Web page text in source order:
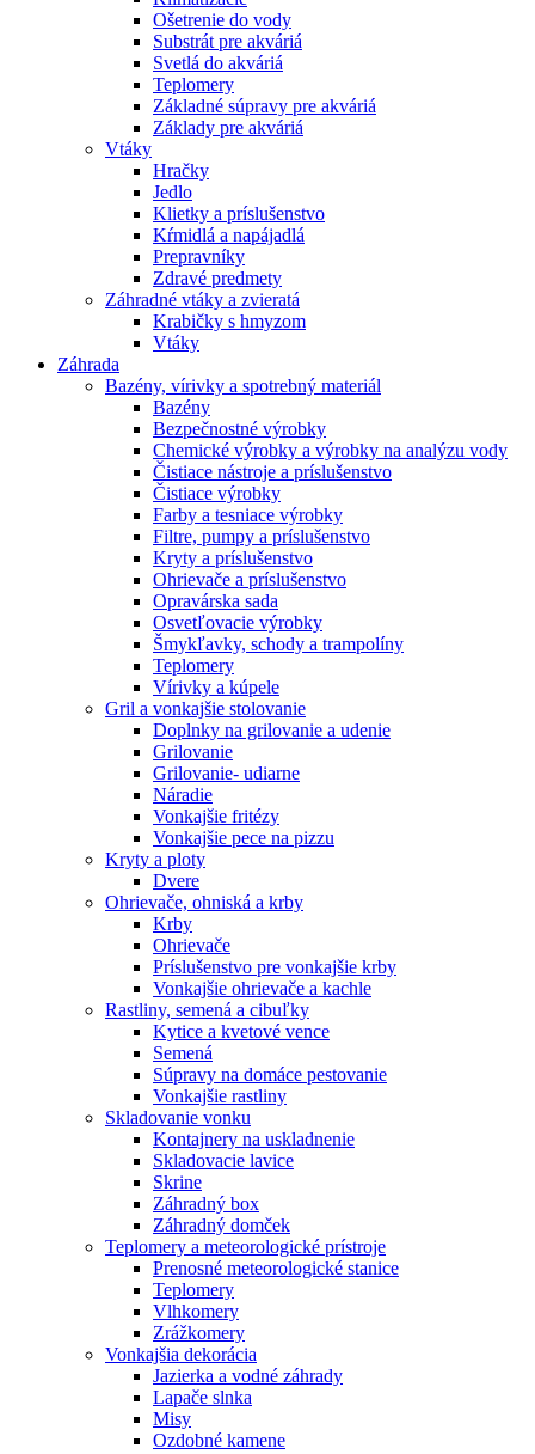
Ošetrenie do vody
Substrát pre akváriá
Svetlá do akváriá
Teplomery
Základné súpravy pre akváriá
Základy pre akváriá
Vtáky
Hračky
Jedlo
Klietky a príslušenstvo
Kŕmidlá a napájadlá
Prepravníky
Zdravé predmety
Záhradné vtáky a zvieratá
Krabičky s hmyzom
Vtáky
Záhrada
Bazény, vírivky a spotrebný materiál
Bazény
Bezpečnostné výrobky
Chemické výrobky a výrobky na analýzu vody
Čistiace nástroje a príslušenstvo
Čistiace výrobky
Farby a tesniace výrobky
Filtre, pumpy a príslušenstvo
Kryty a príslušenstvo
Ohrievače a príslušenstvo
Opravárska sada
Osvetľovacie výrobky
Šmykľavky, schody a trampolíny
Teplomery
Vírivky a kúpele
Gril a vonkajšie stolovanie
Doplnky na grilovanie a udenie
Grilovanie
Grilovanie- udiarne
Náradie
Vonkajšie fritézy
Vonkajšie pece na pizzu
Kryty a ploty
Dvere
Ohrievače, ohniská a krby
Krby
Ohrievače
Príslušenstvo pre vonkajšie krby
Vonkajšie ohrievače a kachle
Rastliny, semená a cibuľky
Kytice a kvetové vence
Semená
Súpravy na domáce pestovanie
Vonkajšie rastliny
Skladovanie vonku
Kontajnery na uskladnenie
Skladovacie lavice
Skrine
Záhradný box
Záhradný domček
Teplomery a meteorologické prístroje
Prenosné meteorologické stanice
Teplomery
Vlhkomery
Zrážkomery
Vonkajšia dekorácia
Jazierka a vodné záhrady
Lapače slnka
Misy
Ozdobné kamene